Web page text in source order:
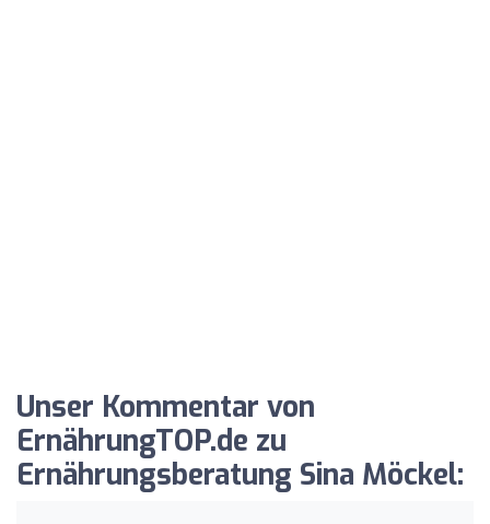
Unser Kommentar von
ErnährungTOP.de zu
Ernährungsberatung Sina Möckel: